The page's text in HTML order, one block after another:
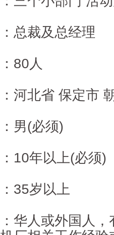
裁及总经理
80人
北省 保定市
男(必须)
年以上(必须)
35岁以上
人或外国人，